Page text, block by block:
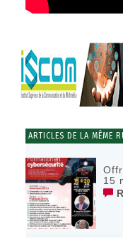
ARTICLES DE LA MÊME
15